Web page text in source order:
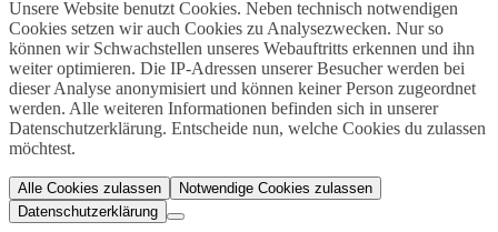
Unsere Website benutzt Cookies. Neben technisch notwendigen
Cookies setzen wir auch Cookies zu Analysezwecken. Nur so
können wir Schwachstellen unseres Webauftritts erkennen und ihn
weiter optimieren. Die IP-Adressen unserer Besucher werden bei
dieser Analyse anonymisiert und können keiner Person zugeordnet
werden. Alle weiteren Informationen befinden sich in unserer
Datenschutzerklärung. Entscheide nun, welche Cookies du zulassen
möchtest.
Alle Cookies zulassen
Notwendige Cookies zulassen
Datenschutzerklärung